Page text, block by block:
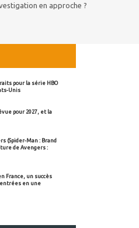
en approche ?
pour la série HBO
Unis
pour 2027, et la
(Spider-Man : Brand
de Avengers :
France, un succès
en une